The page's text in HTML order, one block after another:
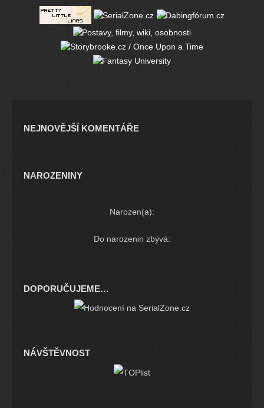
NEJNOVĚJŠÍ KOMENTÁŘE
NAROZENINY
Narozen(a):
Do narozenin zbývá:
DOPORUČUJEME…
NÁVŠTĚVNOST